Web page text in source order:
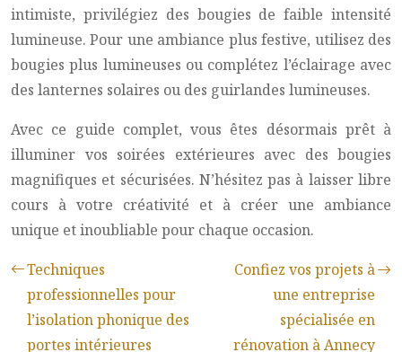
intimiste, privilégiez des bougies de faible intensité
lumineuse. Pour une ambiance plus festive, utilisez des
bougies plus lumineuses ou complétez l’éclairage avec
des lanternes solaires ou des guirlandes lumineuses.
Avec ce guide complet, vous êtes désormais prêt à
illuminer vos soirées extérieures avec des bougies
magnifiques et sécurisées. N’hésitez pas à laisser libre
cours à votre créativité et à créer une ambiance
unique et inoubliable pour chaque occasion.
Techniques
professionnelles pour
l’isolation phonique des
portes intérieures
Confiez vos projets à
une entreprise
spécialisée en
rénovation à Annecy